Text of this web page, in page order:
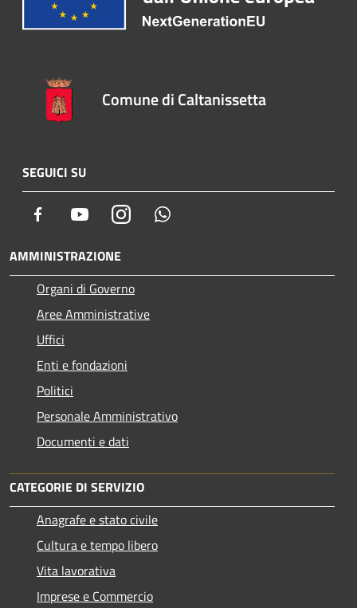
Comune di Caltanissetta
SEGUICI SU
Facebook YoutubeInstagram
AMMINISTRAZIONE
Organi di Governo
Aree Amministrative
Uffici
Enti e fondazioni
Politici
Personale Amministrativo
Documenti e dati
CATEGORIE DI SERVIZIO
Anagrafe e stato civile
Cultura e tempo libero
Vita lavorativa
Imprese e Commercio